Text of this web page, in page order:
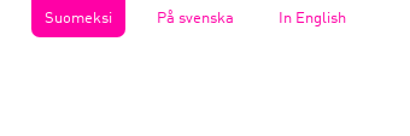
Suomeksi På svenska In English